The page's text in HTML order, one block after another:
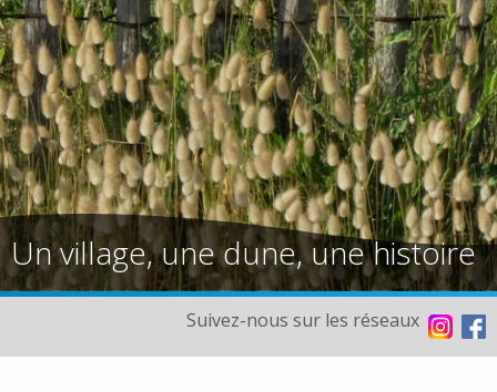
Un village, une dune, une histoire
Suivez-nous sur les réseaux